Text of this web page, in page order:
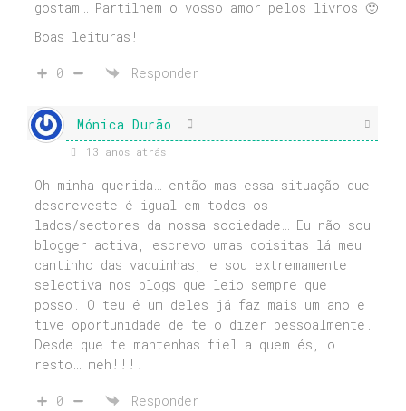
gostam… Partilhem o vosso amor pelos livros 🙂
Boas leituras!
0 Responder
Mónica Durão
13 anos atrás
Oh minha querida… então mas essa situação que
descreveste é igual em todos os
lados/sectores da nossa sociedade… Eu não sou
blogger activa, escrevo umas coisitas lá meu
cantinho das vaquinhas, e sou extremamente
selectiva nos blogs que leio sempre que
posso. O teu é um deles já faz mais um ano e
tive oportunidade de te o dizer pessoalmente.
Desde que te mantenhas fiel a quem és, o
resto… meh!!!!
0 Responder